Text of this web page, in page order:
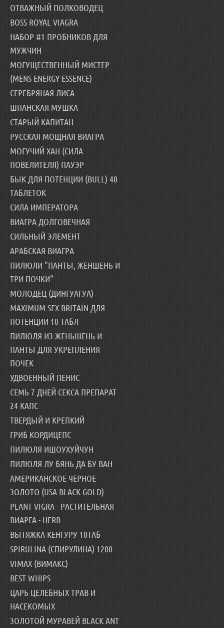
ОТВАЖНЫЙ ПОЛКОВОДЕЦ
BOSS ROYAL VIAGRA
НАБОР #1 ПРОБНИКОВ ДЛЯ
МУЖЧИН
МОГУЩЕСТВЕННЫЙ МИСТЕР
(MENS ENERGY ESSENCE)
СЕРЕБРЯНАЯ ЛИСА
ШПАНСКАЯ МУШКА
СТАРЫЙ КАПИТАН
РУССКАЯ МОЩНАЯ ВИАГРА
МОГУЧИЙ ХАН (СИЛА
ПОВЕЛИТЕЛЯ) ПАУЭР
БЫК ДЛЯ ПОТЕНЦИИ (BULL) 40
ТАБЛЕТОК
СИЛА ИМПЕРАТОРА
ВИАГРА ДОЛГОВЕЧНАЯ
СИЛЬНЫЙ ЭЛЕМЕНТ
АРАБСКАЯ ВИАГРА
ПИЛЮЛИ "ПАНТЫ, ЖЕНШЕНЬ И
ТРИ ПОЧКИ"
МОЛОДЕЦ (ДИНГУАГУА)
MAXIMUM SEX BRITAIN ДЛЯ
ПОТЕНЦИИ 10 ТАБЛ
ПИЛЮЛЯ ИЗ ЖЕНЬШЕНЬ И
ПАНТЫ ДЛЯ УКРЕПЛЕНИЯ
ПОЧЕК
УДВОЕННЫЙ ПЕНИС
СЕМЬ 7 ДНЕЙ СЕКСА ПРЕПАРАТ
24 КАПС
ТВЕРДЫЙ И КРЕПКИЙ
ГРИБ КОРДИЦЕПС
ПИЛЮЛЯ ИШОУХУЙЧУН
ПИЛЮЛЯ ЛУ БЯНЬ ДА БУ ВАН
АМЕРИКАНСКОЕ ЧЕРНОЕ
ЗОЛОТО (USA BLACK GOLD)
PLANT VIGRA - РАСТИТЕЛЬНАЯ
ВИАРГА - HERB
ВЫТЯЖКА КЕНГУРУ 10ТАБ
SPIRULINA (СПИРУЛИНА) 1200
VIMAX (ВИМАКС)
BEST WHIPS
ЦАРЬ ЦЕЛЕБНЫХ ТРАВ И
НАСЕКОМЫХ
ЗОЛОТОЙ МУРАВЕЙ BLACK ANT